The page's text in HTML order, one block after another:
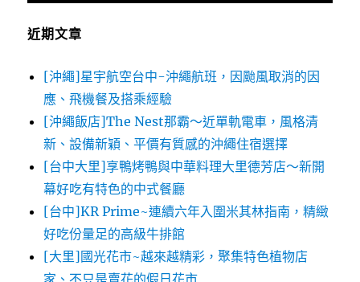
近期文章
[沖繩]星宇航空台中-沖繩航班，因颱風取消的因
應、飛機餐及搭乘經驗
[沖繩飯店]The Nest那霸～近單軌電車，風格清
新、設備新穎、平價有質感的沖繩住宿選擇
[台中大里]享鴨烤鴨與中華料理大里德芳店～新開
幕好吃有特色的中式餐廳
[台中]KR Prime~連續六年入圍米其林指南，精緻
好吃份量足的高級牛排館
[大里]國光花市~越來越精彩，聚集特色植物店
家、不只是賣花的假日花市